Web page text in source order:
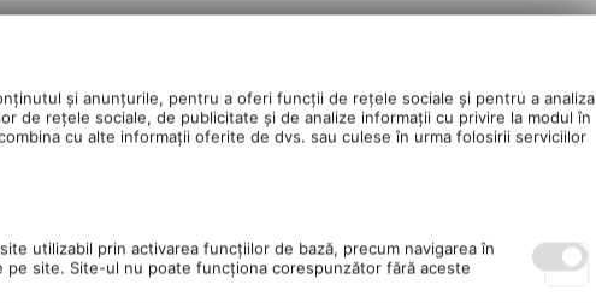
și anunțurile, pentru a oferi funcții de rețele sociale și pentru a analiza
de rețele sociale, de publicitate și de analize informații cu privire la modul în
cu alte informații oferite de dvs. sau culese în urma folosirii serviciilor
utilizabil prin activarea funcţiilor de bază, precum navigarea în
pe site. Site-ul nu poate funcţiona corespunzător fără aceste